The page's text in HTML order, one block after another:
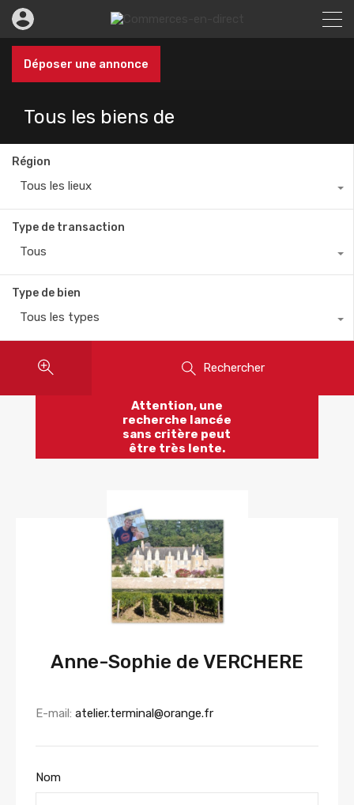
Déposer une annonce
Tous les biens de
Région
Tous les lieux
Type de transaction
Tous
Type de bien
Tous les types
Rechercher
Attention, une
recherche lancée
sans critère peut
être très lente.
Anne-Sophie de VERCHERE
E-mail: atelier.terminal@orange.fr
Nom